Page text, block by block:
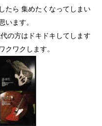
たら 集めたくなってしまい
います。
の方はドキドキしてします
クワクします。